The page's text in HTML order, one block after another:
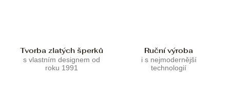
Tvorba zlatých šperků
s vlastním designem od
roku 1991
Ruční výroba
i s nejmodernější
technologií